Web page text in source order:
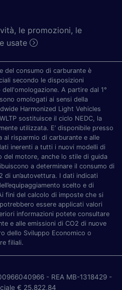
le promozioni, le
usate
del consumo di carburante è
secondo le disposizioni
A partire dal 1°
omologati ai sensi della
Harmonized Light Vehicles
sostituisce il ciclo NEDC, la
utilizzata. E’ disponibile presso
al risparmio di carburante e alle
inerenti a tutti i nuovi modelli di
del motore, anche lo stile di guida
a determinare il consumo di
di un’autovettura. I dati indicati
scelto e di
fini del calcolo di imposte che si
essere applicati valori
informazioni potete consultare
e alle emissioni di CO2 di nuove
dello Sviluppo Economico o
filiali.
- REA MB-1318429 -
€ 25.822,84